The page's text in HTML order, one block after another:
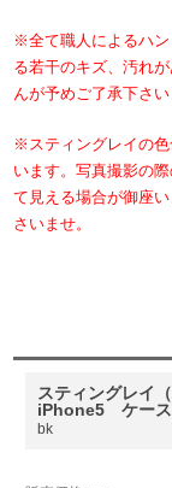
※全て職人によるハ
る若干のキズ、汚れ
んが予めご了承下さい
※スティングレイの
います。写真撮影の
て見える場合が御座
さいませ。
スティングレイ
iPhone5 ケー
bk